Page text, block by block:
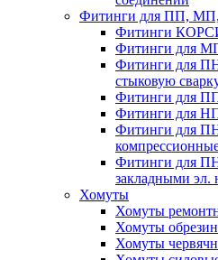
Фитинги для ПП,
Фитинги
Фитинги для
Фитинги для
стыковую
Фитинги для
Фитинги для
Фитинги для
Фитинги для
закладными эл.
Хомуты
Хомуты
Хомуты
Хомуты